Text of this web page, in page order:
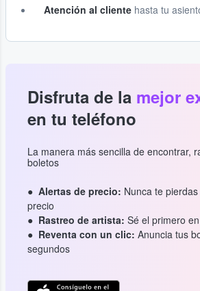
Atención al cliente hasta tu
Disfruta de la mejor
en tu teléfono
La manera más sencilla de encontrar,
boletos
Alertas de precio: Nunca te
precio
Rastreo de artista: Sé el primero
Reventa con un clic: Anuncia tus
segundos